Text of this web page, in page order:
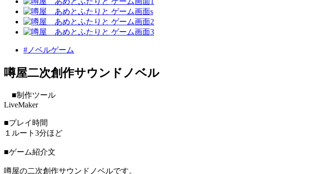
#ノベルゲーム
噂屋二次創作サウンドノベル
■制作ツール
LiveMaker
■プレイ時間
１ルート3分ほど
■ゲーム紹介文
噂屋の二次創作サウンドノベルです。